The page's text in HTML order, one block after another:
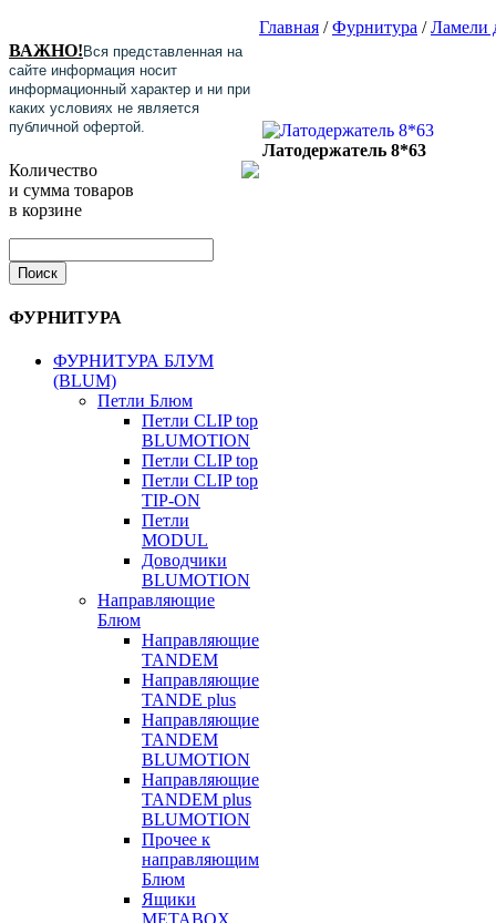
ВАЖНО! Вся представленная на
сайте информация носит
информационный характер и ни при
каких условиях не является
публичной офертой.
Количество
и сумма товаров
в корзине
ФУРНИТУРА
ФУРНИТУРА БЛУМ
(BLUM)
Петли Блюм
Петли CLIP top
BLUMOTION
Петли CLIP top
Петли CLIP top
TIP-ON
Петли
MODUL
Доводчики
BLUMOTION
Направляющие
Блюм
Направляющие
TANDEM
Направляющие
TANDE plus
Направляющие
TANDEM
BLUMOTION
Направляющие
TANDEM plus
BLUMOTION
Прочее к
направляющим
Блюм
Ящики
METABOX
Главная /Фурнитура /Ламели
Латодержатель 8*63